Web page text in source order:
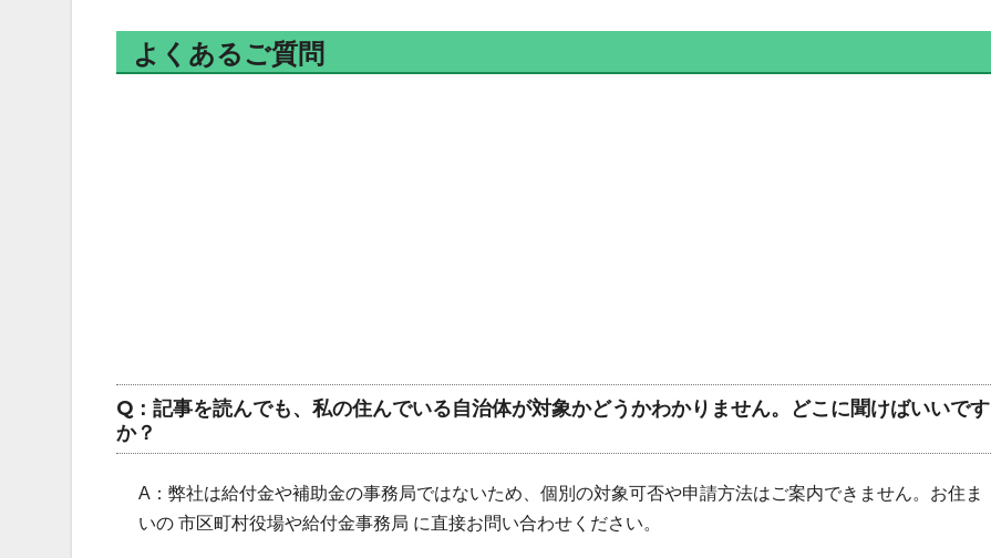
よくあるご質問
Q：記事を読んでも、私の住んでいる自治体が対象かどうかわかりません。どこに聞けばいいです
か？
A：弊社は給付金や補助金の事務局ではないため、個別の対象可否や申請方法はご案内できません。お住ま
いの 市区町村役場や給付金事務局 に直接お問い合わせください。